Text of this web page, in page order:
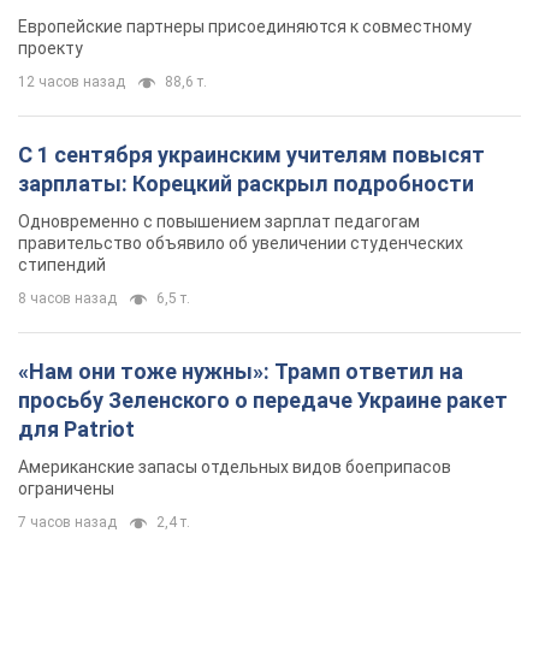
Видео
Европейские партнеры присоединяются к совместному
проекту
12 часов назад 88,6 т.
С 1 сентября украинским учителям повысят
зарплаты: Корецкий раскрыл подробности
Одновременно с повышением зарплат педагогам
правительство объявило об увеличении студенческих
стипендий
8 часов назад 6,5 т.
«Нам они тоже нужны»: Трамп ответил на
просьбу Зеленского о передаче Украине ракет
для Patriot
Американские запасы отдельных видов боеприпасов
ограничены
7 часов назад 2,4 т.